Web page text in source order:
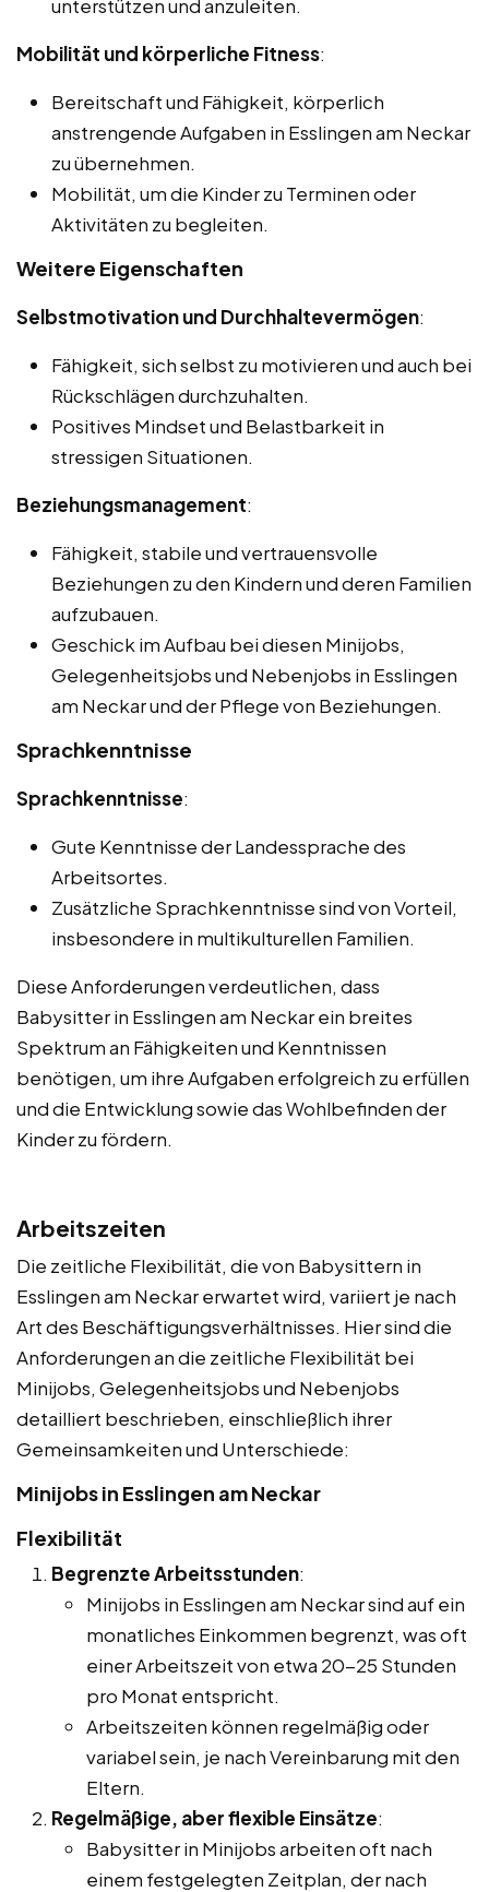
unterstützen und anzuleiten.
Mobilität und körperliche Fitness:
Bereitschaft und Fähigkeit, körperlich
anstrengende Aufgaben in Esslingen am Neckar
zu übernehmen.
Mobilität, um die Kinder zu Terminen oder
Aktivitäten zu begleiten.
Weitere Eigenschaften
Selbstmotivation und Durchhaltevermögen:
Fähigkeit, sich selbst zu motivieren und auch bei
Rückschlägen durchzuhalten.
Positives Mindset und Belastbarkeit in
stressigen Situationen.
Beziehungsmanagement:
Fähigkeit, stabile und vertrauensvolle
Beziehungen zu den Kindern und deren Familien
aufzubauen.
Geschick im Aufbau bei diesen Minijobs,
Gelegenheitsjobs und Nebenjobs in Esslingen
am Neckar und der Pflege von Beziehungen.
Sprachkenntnisse
Sprachkenntnisse:
Gute Kenntnisse der Landessprache des
Arbeitsortes.
Zusätzliche Sprachkenntnisse sind von Vorteil,
insbesondere in multikulturellen Familien.
Diese Anforderungen verdeutlichen, dass
Babysitter in Esslingen am Neckar ein breites
Spektrum an Fähigkeiten und Kenntnissen
benötigen, um ihre Aufgaben erfolgreich zu erfüllen
und die Entwicklung sowie das Wohlbefinden der
Kinder zu fördern.
Arbeitszeiten
Die zeitliche Flexibilität, die von Babysittern in
Esslingen am Neckar erwartet wird, variiert je nach
Art des Beschäftigungsverhältnisses. Hier sind die
Anforderungen an die zeitliche Flexibilität bei
Minijobs, Gelegenheitsjobs und Nebenjobs
detailliert beschrieben, einschließlich ihrer
Gemeinsamkeiten und Unterschiede:
Minijobs in Esslingen am Neckar
Flexibilität
Begrenzte Arbeitsstunden:
Minijobs in Esslingen am Neckar sind auf ein
monatliches Einkommen begrenzt, was oft
einer Arbeitszeit von etwa 20-25 Stunden
pro Monat entspricht.
Arbeitszeiten können regelmäßig oder
variabel sein, je nach Vereinbarung mit den
Eltern.
Regelmäßige, aber flexible Einsätze:
Babysitter in Minijobs arbeiten oft nach
einem festgelegten Zeitplan, der nach